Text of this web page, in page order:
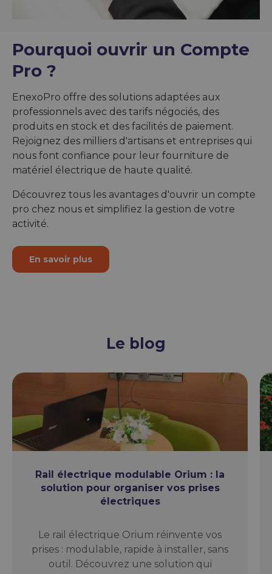
Pourquoi ouvrir un Compte
Pro ?
EnexoPro offre des solutions adaptées aux
professionnels avec des tarifs négociés, des
produits en stock et des facilités de paiement.
Rejoignez des milliers d'artisans et entreprises qui
nous font confiance pour leur fourniture de
matériel électrique de haute qualité.
Découvrez tous les avantages d'ouvrir un compte
pro chez nous et simplifiez la gestion de votre
activité.
En savoir plus
Le blog
Rail électrique modulable Orium : la
solution pour organiser vos prises
électriques
Le rail électrique Orium réinvente vos
prises : modulable, rapide à installer, sans
outil. Découvrez une solution qui